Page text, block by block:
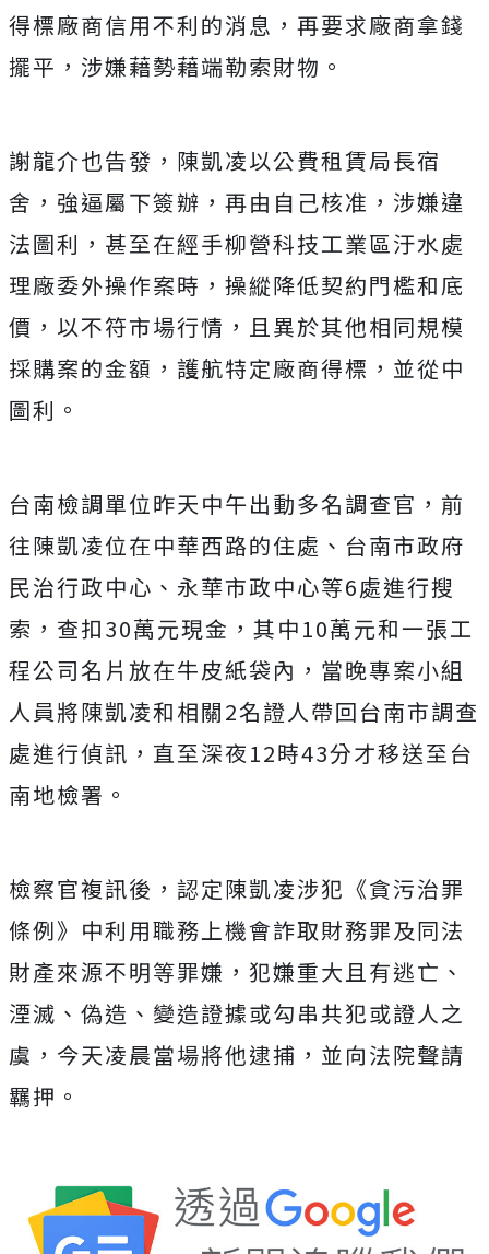
得標廠商信用不利的消息，再要求廠商拿錢
擺平，涉嫌藉勢藉端勒索財物。
謝龍介也告發，陳凱凌以公費租賃局長宿
舍，強逼屬下簽辦，再由自己核准，涉嫌違
法圖利，甚至在經手柳營科技工業區汙水處
理廠委外操作案時，操縱降低契約門檻和底
價，以不符市場行情，且異於其他相同規模
採購案的金額，護航特定廠商得標，並從中
圖利。
台南檢調單位昨天中午出動多名調查官，前
往陳凱凌位在中華西路的住處、台南市政府
民治行政中心、永華市政中心等6處進行搜
索，查扣30萬元現金，其中10萬元和一張工
程公司名片放在牛皮紙袋內，當晚專案小組
人員將陳凱凌和相關2名證人帶回台南市調查
處進行偵訊，直至深夜12時43分才移送至台
南地檢署。
檢察官複訊後，認定陳凱凌涉犯《貪污治罪
條例》中利用職務上機會詐取財務罪及同法
財產來源不明等罪嫌，犯嫌重大且有逃亡、
湮滅、偽造、變造證據或勾串共犯或證人之
虞，今天凌晨當場將他逮捕，並向法院聲請
羈押。